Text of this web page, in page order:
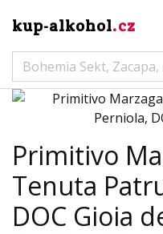
kup-alkohol.cz
Primitivo
Tenuta
DOC Gioia